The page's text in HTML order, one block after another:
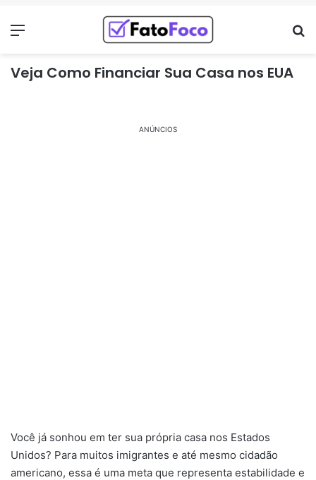
Menu
Veja Como Financiar Sua Casa nos EUA
ANÚNCIOS
Você já sonhou em ter sua própria casa nos Estados
Unidos? Para muitos imigrantes e até mesmo cidadão
americano, essa é uma meta que representa estabilidade e